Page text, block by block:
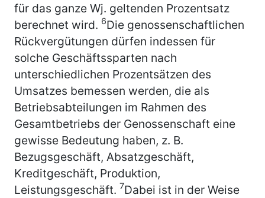
für das ganze Wj. geltenden Prozentsatz
berechnet wird. 6Die genossenschaftlichen
Rückvergütungen dürfen indessen für
solche Geschäftssparten nach
unterschiedlichen Prozentsätzen des
Umsatzes bemessen werden, die als
Betriebsabteilungen im Rahmen des
Gesamtbetriebs der Genossenschaft eine
gewisse Bedeutung haben, z. B.
Bezugsgeschäft, Absatzgeschäft,
Kreditgeschäft, Produktion,
Leistungsgeschäft. 7Dabei ist in der Weise